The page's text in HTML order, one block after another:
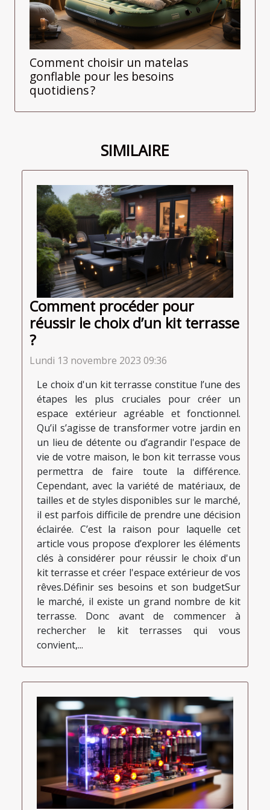
Comment choisir un matelas
gonflable pour les besoins
quotidiens ?
SIMILAIRE
Comment procéder pour
réussir le choix d’un kit terrasse
?
Lundi 13 novembre 2023 09:36
Le choix d'un kit terrasse constitue l’une des
étapes les plus cruciales pour créer un
espace extérieur agréable et fonctionnel.
Qu’il s’agisse de transformer votre jardin en
un lieu de détente ou d’agrandir l'espace de
vie de votre maison, le bon kit terrasse vous
permettra de faire toute la différence.
Cependant, avec la variété de matériaux, de
tailles et de styles disponibles sur le marché,
il est parfois difficile de prendre une décision
éclairée. C’est la raison pour laquelle cet
article vous propose d’explorer les éléments
clés à considérer pour réussir le choix d'un
kit terrasse et créer l'espace extérieur de vos
rêves.Définir ses besoins et son budgetSur
le marché, il existe un grand nombre de kit
terrasse. Donc avant de commencer à
rechercher le kit terrasses qui vous
convient,...